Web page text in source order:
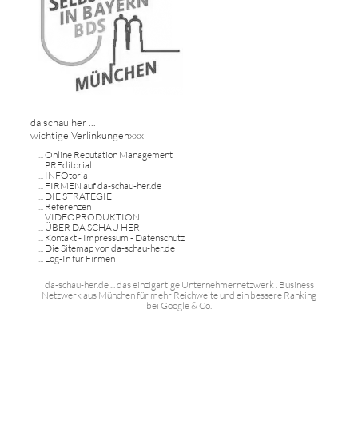
...
da schau her ...
wichtige Verlinkungenxxx
...Online Reputation Management
... PREditorial
... INFOtorial
... FIRMEN auf da-schau-her.de
... DIE STRATEGIE
... Referenzen
...VIDEOPRODUKTION
... ÜBER DA SCHAU HER
... Kontakt - Impressum - Datenschutz
... Die Sitemap von da-schau-her.de
... Log-In für Firmen
da-schau-her.de ... das einzigartige Unternehmernetzwerk . Business
Netzwerk aus München für mehr Reichweite und ein bessere Ranking
bei Google & Co.